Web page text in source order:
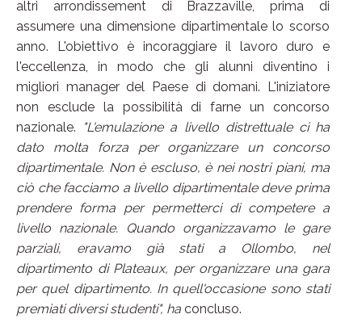
altri arrondissement di Brazzaville, prima di
assumere una dimensione dipartimentale lo scorso
anno. L'obiettivo è incoraggiare il lavoro duro e
l'eccellenza, in modo che gli alunni diventino i
migliori manager del Paese di domani. L'iniziatore
non esclude la possibilità di farne un concorso
nazionale.
"L'emulazione a livello distrettuale ci ha
dato molta forza per organizzare un concorso
dipartimentale. Non è escluso, è nei nostri piani, ma
ciò che facciamo a livello dipartimentale deve prima
prendere forma per permetterci di competere a
livello nazionale. Quando organizzavamo le gare
parziali, eravamo già stati a Ollombo, nel
dipartimento di Plateaux, per organizzare una gara
per quel dipartimento. In quell'occasione sono stati
premiati diversi studenti", ha concluso.